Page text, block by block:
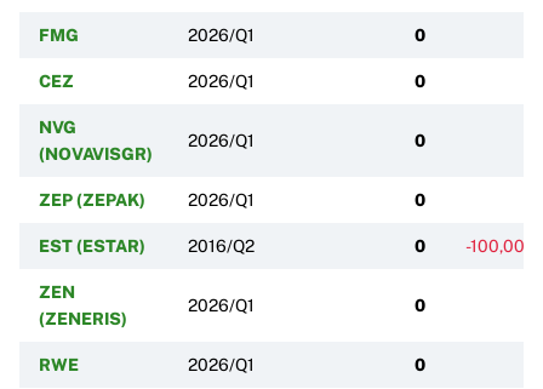
FMG 2026/Q1 0
CEZ 2026/Q1 0
NVG
(NOVAVISGR)
2026/Q1 0
ZEP (ZEPAK) 2026/Q1 0
EST (ESTAR) 2016/Q2 0 -100,00%
ZEN
(ZENERIS)
2026/Q1 0
RWE 2026/Q1 0